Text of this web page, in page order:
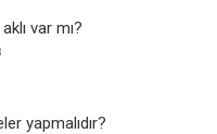
var mı?
yapmalıdır?